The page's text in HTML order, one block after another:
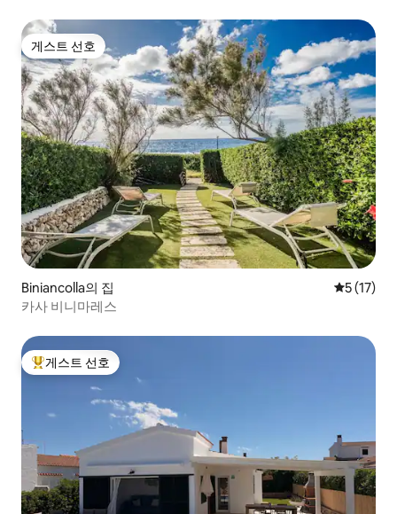
게스트 선호
게스트 선호
Biniancolla의 집 평점 5점
5 (17)
카사 비니마레스
상위 게스트 선호
게스트 선호